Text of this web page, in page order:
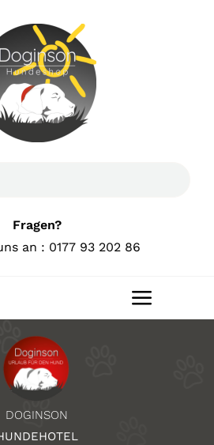
Fragen?
an : 0177 93 202 86
Toggle
DOGINSON